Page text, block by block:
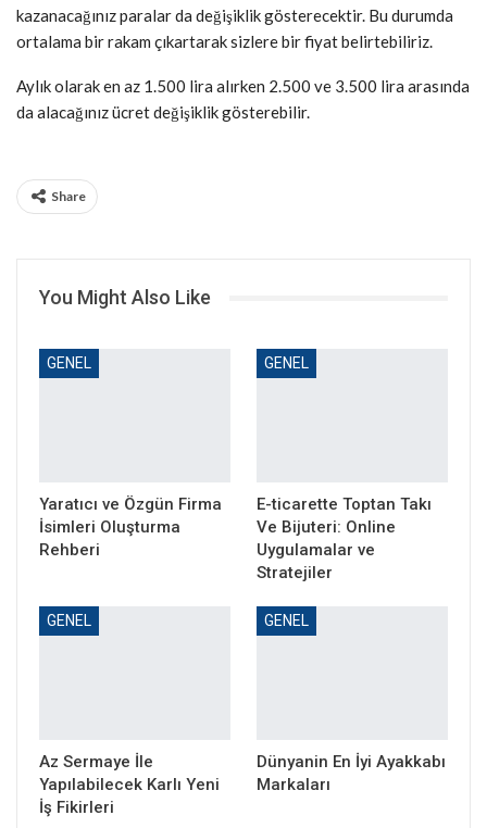
kazanacağınız paralar da değişiklik gösterecektir. Bu durumda
ortalama bir rakam çıkartarak sizlere bir fiyat belirtebiliriz.
Aylık olarak en az 1.500 lira alırken 2.500 ve 3.500 lira arasında
da alacağınız ücret değişiklik gösterebilir.
Share
You Might Also Like
GENEL
Yaratıcı ve Özgün Firma
İsimleri Oluşturma
Rehberi
GENEL
E-ticarette Toptan Takı
Ve Bijuteri: Online
Uygulamalar ve
Stratejiler
GENEL
Az Sermaye İle
Yapılabilecek Karlı Yeni
İş Fikirleri
GENEL
Dünyanin En İyi Ayakkabı
Markaları